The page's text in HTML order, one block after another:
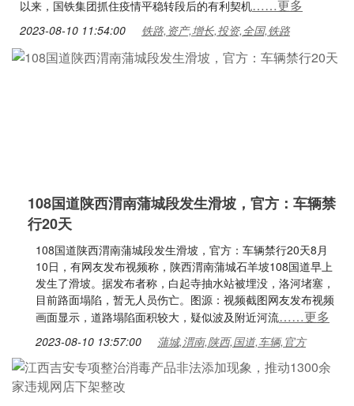
以来，国铁集团抓住疫情平稳转段后的有利契机……更多
2023-08-10 11:54:00 铁路,资产,增长,投资,全国,铁路
108国道陕西渭南蒲城段发生滑坡，官方：车辆禁
行20天
108国道陕西渭南蒲城段发生滑坡，官方：车辆禁行20天8月
10日，有网友发布视频称，陕西渭南蒲城石羊坡108国道早上
发生了滑坡。据发布者称，白起寺抽水站被埋没，洛河堵塞，
目前路面塌陷，暂无人员伤亡。图源：视频截图网友发布视频
画面显示，道路塌陷面积较大，疑似波及附近河流……更多
2023-08-10 13:57:00 蒲城,渭南,陕西,国道,车辆,官方